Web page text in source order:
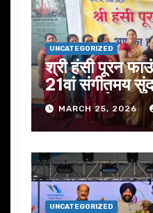
UNCATEGORIZED
श्री हंसी पूरन
21वां संगीतमय
सफलतापूर्वक
MARCH 25, 2026
UNCATEGORIZED